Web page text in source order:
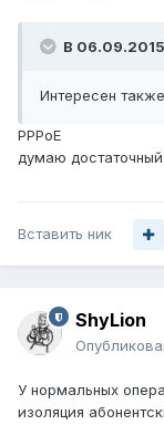
В
Интересен
PPPoE
думаю достаточный
Вставить ник
ShyLion
У нормальных
изоляция